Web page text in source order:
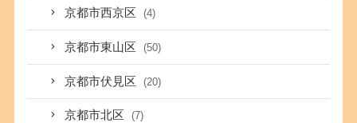
京都市西京区 (4)
京都市東山区 (50)
京都市伏見区 (20)
京都市北区 (7)